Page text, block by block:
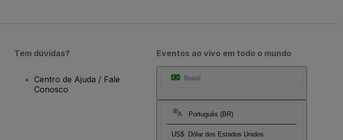
Eventos ao vivo em todo o mundo
Brasil
Português (BR)
US$ Dólar dos Estados Unidos
Tem dúvidas?
Centro de Ajuda / Fale
Conosco